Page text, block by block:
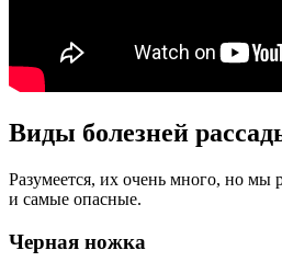
Виды болезней
Разумеется, их очень много, но мы
и самые опасные.
Черная ножка